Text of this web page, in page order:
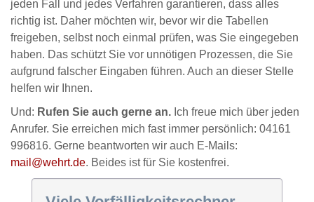
jeden Fall und jedes Verfahren garantieren, dass alles
richtig ist. Daher möchten wir, bevor wir die Tabellen
freigeben, selbst noch einmal prüfen, was Sie eingegeben
haben. Das schützt Sie vor unnötigen Prozessen, die Sie
aufgrund falscher Eingaben führen. Auch an dieser Stelle
helfen wir Ihnen.
Und: Rufen Sie auch gerne an. Ich freue mich über jeden
Anrufer. Sie erreichen mich fast immer persönlich: 04161
996816. Gerne beantworten wir auch E-Mails:
mail@wehrt.de. Beides ist für Sie kostenfrei.